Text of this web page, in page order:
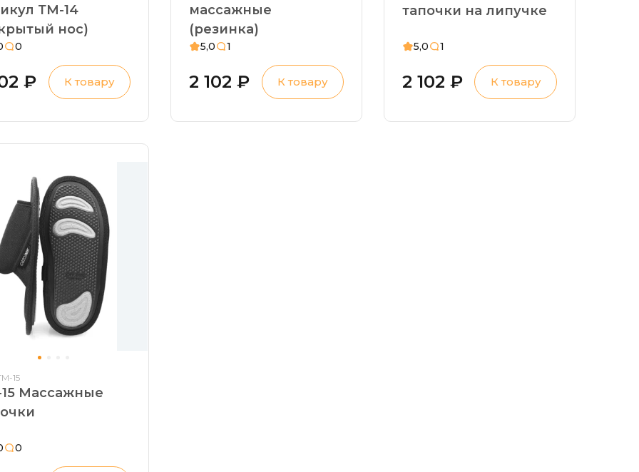
ТМ-14
нос)
0
₽ К товару
массажные
(резинка)
5,0 1
2 102 ₽ К товару
тапочки на липучке
5,0 1
2 102 ₽ К товару
15
Массажные
0